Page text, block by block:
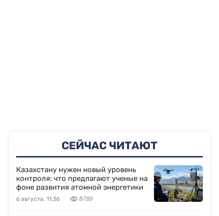
СЕЙЧАС ЧИТАЮТ
Казахстану нужен новый уровень
контроля: что предлагают ученые на
фоне развития атомной энергетики
6 августа, 11:36 8789